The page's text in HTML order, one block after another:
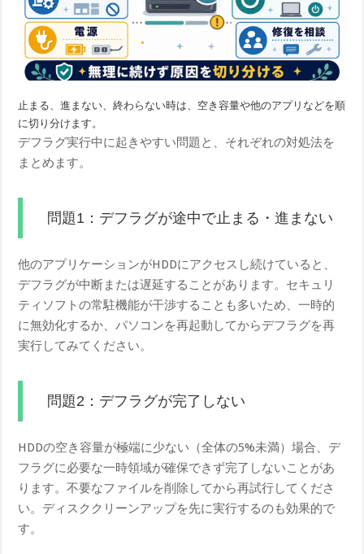
止まる、進まない、終わらない時は、空き容量や他のアプリなどを順
に切り分けます。
デフラグ実行中に起きやすい問題と、それぞれの対処法を
まとめます。
問題1：デフラグが途中で止まる・進まない
他のアプリケーションがHDDにアクセスし続けていると、
デフラグが中断または遅延することがあります。セキュリ
ティソフトの常駐機能が干渉することも多いため、一時的
に無効化するか、パソコンを再起動してからデフラグを再
実行してみてください。
問題2：デフラグが完了しない
HDDの空き容量が極端に少ない（全体の5%未満）場合、デ
フラグに必要な一時領域が確保できず完了しないことがあ
ります。不要なファイルを削除してから再試行してくださ
い。ディスククリーンアップを先に実行するのも効果的で
す。